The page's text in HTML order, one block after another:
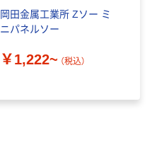
岡田金属工業所 Zソー ミ
ニパネルソー
￥1,222~ （税込）